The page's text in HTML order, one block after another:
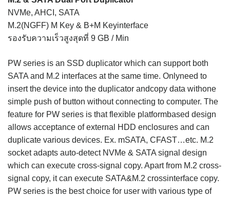
NVMe, AHCI, SATA
M.2(NGFF) M Key & B+M Keyinterface
รองรับความเร็วสูงสุดที่ 9 GB / Min
PW series is an SSD duplicator which can support both
SATA and M.2 interfaces at the same time. Onlyneed to
insert the device into the duplicator andcopy data withone
simple push of button without connecting to computer. The
feature for PW series is that flexible platformbased design
allows acceptance of external HDD enclosures and can
duplicate various devices. Ex. mSATA, CFAST…etc. M.2
socket adapts auto-detect NVMe & SATA signal design
which can execute cross-signal copy. Apart from M.2 cross-
signal copy, it can execute SATA&M.2 crossinterface copy.
PW series is the best choice for user with various type of